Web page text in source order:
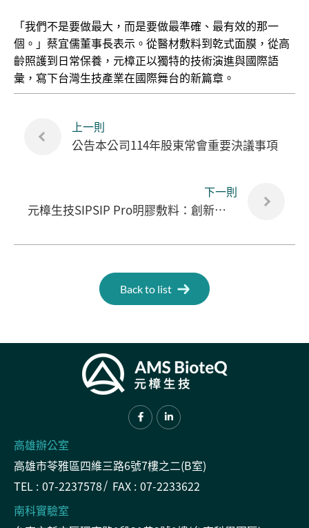
「我們不是要做最大，而是要做最準確、最有效的那一
個。」蔡宜儒董事長表示。從醫材敷料到乾式面膜，從高
齡照護到日常保養，元樟正以獨特的技術演進與國際語
彙，寫下台灣生技產業在國際舞台的新篇章。
上一則
公告本公司114年股東常會重要決議事項
下一則
元樟生技SIPSIP Pro明膠敷料：創新技術開啟傷口照護新紀元
Back to list
高雄辦公室
高雄市苓雅區四維三路6號7樓之二(B室)
TEL : 07-2237578 FAX : 07-2233622
南科實驗室